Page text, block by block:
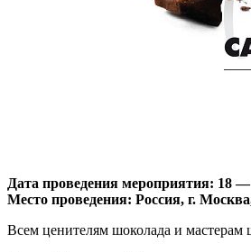
Дата проведения мероприятия: 18 —
Место проведения: Россия, г.
Всем ценителям шоколада и